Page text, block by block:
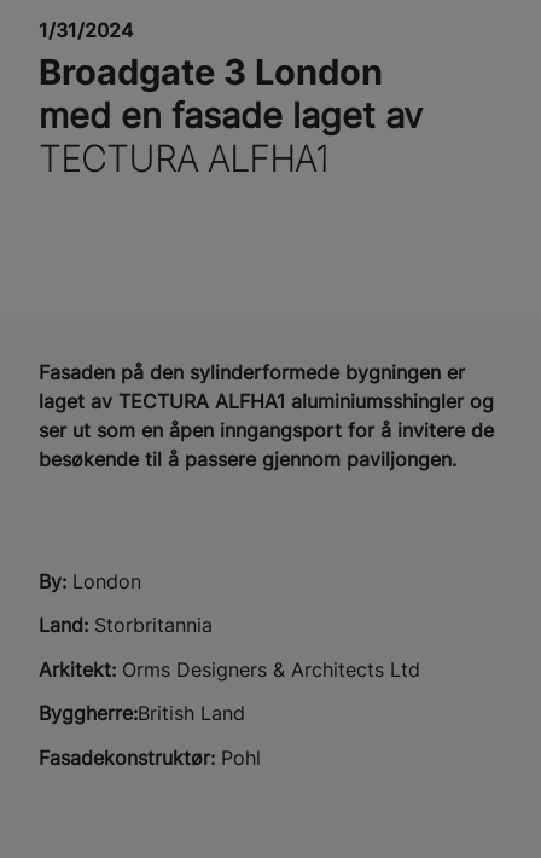
1/31/2024
Broadgate 3 London
med en fasade laget av
TECTURA ALFHA1
Fasaden på den sylinderformede bygningen er
laget av TECTURA ALFHA1 aluminiumsshingler og
ser ut som en åpen inngangsport for å invitere de
besøkende til å passere gjennom paviljongen.
By: London
Land: Storbritannia
Arkitekt: Orms Designers & Architects Ltd
Byggherre:British Land
Fasadekonstruktør: Pohl